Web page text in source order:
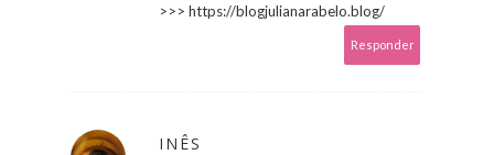
>>> https://blogjulianarabelo.blog/
Responder
INÊS